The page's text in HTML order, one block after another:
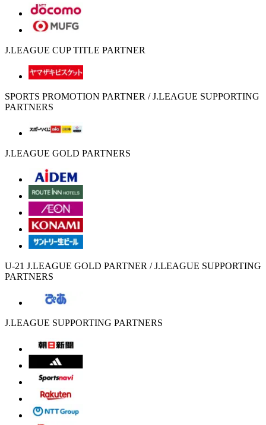
J.LEAGUE CUP TITLE PARTNER
SPORTS PROMOTION PARTNER / J.LEAGUE SUPPORTING
PARTNERS
J.LEAGUE GOLD PARTNERS
U-21 J.LEAGUE GOLD PARTNER / J.LEAGUE SUPPORTING
PARTNERS
J.LEAGUE SUPPORTING PARTNERS